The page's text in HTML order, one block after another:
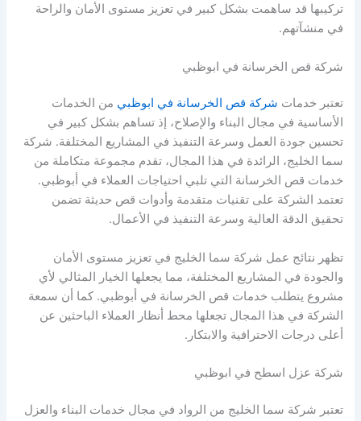
تركيبها قد ساهمت بشكل كبير في تعزيز مستوى الأمان والراحة
في منشآتهم.
شركة قص الخرسانة في ابوظبي
تعتبر خدمات شركة قص الخرسانة في ابوظبي من الخدمات
الأساسية في مجال البناء والإصلاح، إذ تساهم بشكل كبير في
تحسين جودة العمل وسرعة التنفيذ في المشاريع المختلفة. شركة
سما الخليج، الرائدة في هذا المجال، تقدم مجموعة متكاملة من
خدمات قص الخرسانة التي تلبي احتياجات العملاء في أبوظبي.
تعتمد الشركة على تقنيات متقدمة وأدوات قص حديثة تضمن
تحقيق الدقة العالية وسرعة التنفيذ في الأعمال.
تظهر نتائج عمل شركة سما الخليج في تعزيز مستوى الأمان
والجودة في المشاريع المختلفة، مما يجعلها الخيار المثالي لأي
مشروع يتطلب خدمات قص الخرسانة في أبوظبي. كما أن سمعة
الشركة في هذا المجال تجعلها محط أنظار العملاء الباحثين عن
أعلى درجات الاحترافية والابتكار.
شركة عزل اسطح في ابوظبي
تعتبر شركة سما الخليج من الرواد في مجال خدمات البناء والعزل